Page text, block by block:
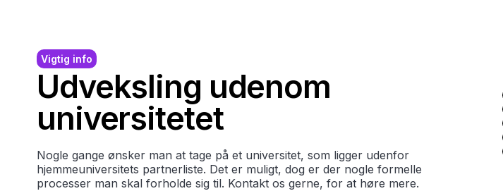
Vigtig info
Udveksling udenom
universitetet
Nogle gange ønsker man at tage på et universitet, som ligger udenfor
hjemmeuniversitets partnerliste. Det er muligt, dog er der nogle formelle
processer man skal forholde sig til. Kontakt os gerne, for at høre mere.